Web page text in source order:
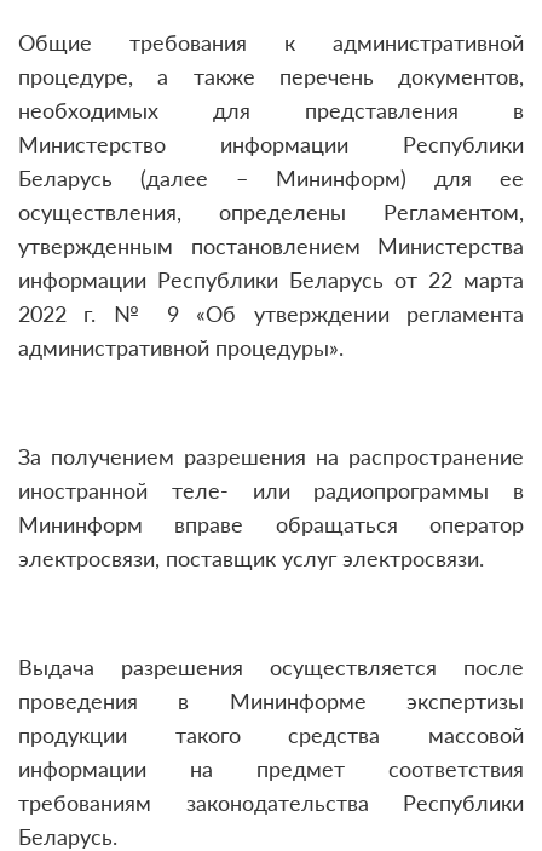
Общие требования к административной
процедуре, а также перечень документов,
необходимых для представления в
Министерство информации Республики
Беларусь (далее – Мининформ) для ее
осуществления, определены Регламентом,
утвержденным постановлением Министерства
информации Республики Беларусь от 22 марта
2022 г. № 9 «Об утверждении регламента
административной процедуры».
За получением разрешения на распространение
иностранной теле- или радиопрограммы в
Мининформ вправе обращаться оператор
электросвязи, поставщик услуг электросвязи.
Выдача разрешения осуществляется после
проведения в Мининформе экспертизы
продукции такого средства массовой
информации на предмет соответствия
требованиям законодательства Республики
Беларусь.